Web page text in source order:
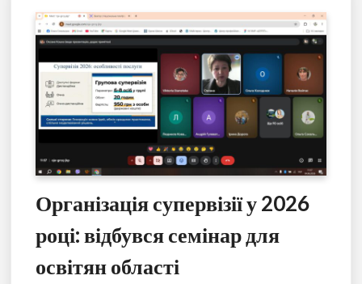
Організація супервізії у 2026
році: відбувся семінар для
освітян області